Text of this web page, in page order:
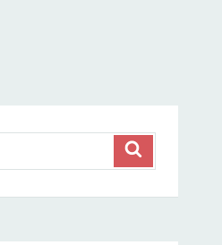
SEARCH